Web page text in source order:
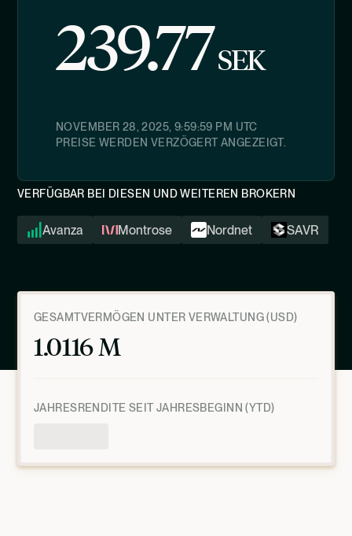
239.77SEK
NOVEMBER 28, 2025, 9:59:59 PM UTC
PREISE WERDEN VERZÖGERT ANGEZEIGT.
VERFÜGBAR BEI DIESEN UND WEITEREN BROKERN
Avanza Montrose Nordnet SAVR
GESAMTVERMÖGEN UNTER VERWALTUNG (USD)
1.0116 M
JAHRESRENDITE SEIT JAHRESBEGINN (YTD)